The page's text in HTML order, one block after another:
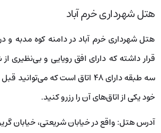
هتل شهرداری خرم آباد
هتل شهرداری خرم آباد در دامنه کوه مدبه و
قرار داشته که دارای افق رویایی و بی‌نظیری
سه طبقه دارای ۴۸ اتاق است که
خود یکی از اتاق‌های آن را رزرو کنید.
آدرس هتل: واقع در خیابان شریعتی، خیابان